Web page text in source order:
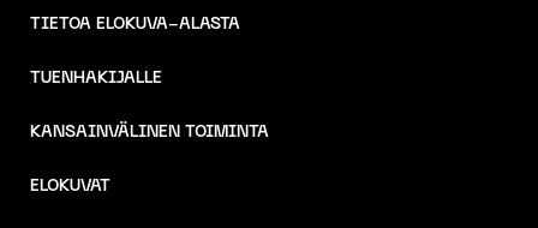
TIETOA ELOKUVA-ALASTA
TUENHAKIJALLE
KANSAINVÄLINEN TOIMINTA
ELOKUVAT